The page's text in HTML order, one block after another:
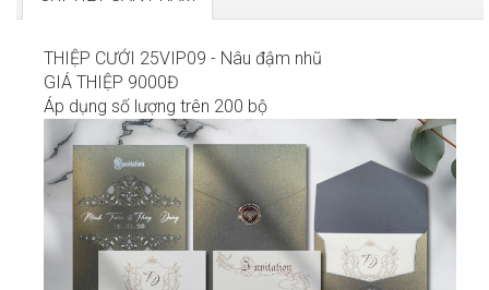
THIỆP CƯỚI 25VIP09 - Nâu đậm nhũ
GIÁ THIỆP 9000Đ
Áp dụng số lượng trên 200 bộ